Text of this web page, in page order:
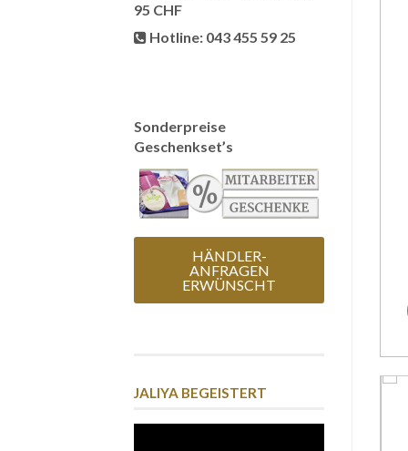
95 CHF
Hotline: 043 455 59 25
Sonderpreise
Geschenkset’s
HÄNDLER-
ANFRAGEN
ERWÜNSCHT
JALIYA BEGEISTERT